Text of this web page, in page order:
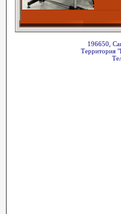
196650,
Территория